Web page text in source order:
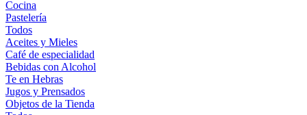
Cocina
Pastelería
Todos
Aceites y Mieles
Café de especialidad
Bebidas con Alcohol
Te en Hebras
Jugos y Prensados
Objetos de la Tienda